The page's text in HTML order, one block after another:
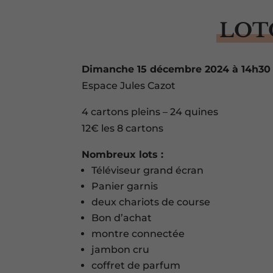
Dimanche 15 décembre 2024 à 14h30
Espace Jules Cazot
4 cartons pleins – 24 quines
12€ les 8 cartons
Nombreux lots :
Téléviseur grand écran
Panier garnis
deux chariots de course
Bon d’achat
montre connectée
jambon cru
coffret de parfum